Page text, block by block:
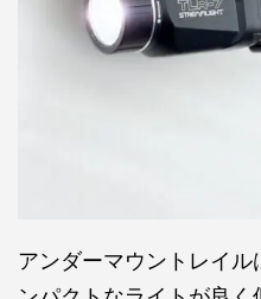
アンダーマウントレイ